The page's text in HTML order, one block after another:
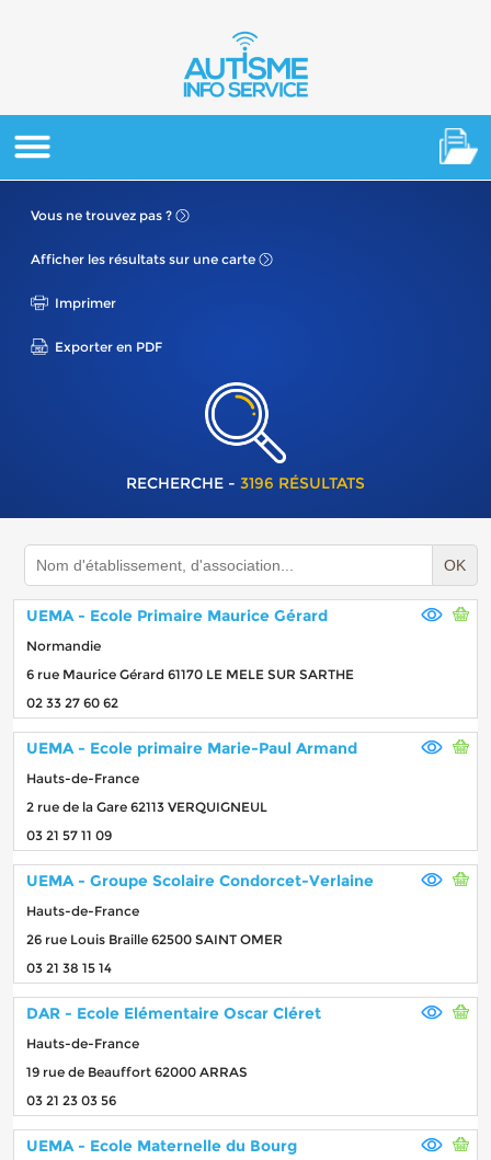
Vous ne trouvez pas ?
Afficher les résultats sur une carte
Imprimer
Exporter en PDF
RECHERCHE - 3196 RÉSULTATS
OK
UEMA - Ecole Primaire Maurice Gérard
Normandie
6 rue Maurice Gérard 61170 LE MELE SUR SARTHE
02 33 27 60 62
UEMA - Ecole primaire Marie-Paul Armand
Hauts-de-France
2 rue de la Gare 62113 VERQUIGNEUL
03 21 57 11 09
UEMA - Groupe Scolaire Condorcet-Verlaine
Hauts-de-France
26 rue Louis Braille 62500 SAINT OMER
03 21 38 15 14
DAR - Ecole Elémentaire Oscar Cléret
Hauts-de-France
19 rue de Beauffort 62000 ARRAS
03 21 23 03 56
UEMA - Ecole Maternelle du Bourg